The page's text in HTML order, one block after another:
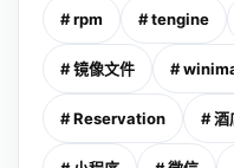
# rpm # tengine
# 镜像文件 #
# Reservation # 酒